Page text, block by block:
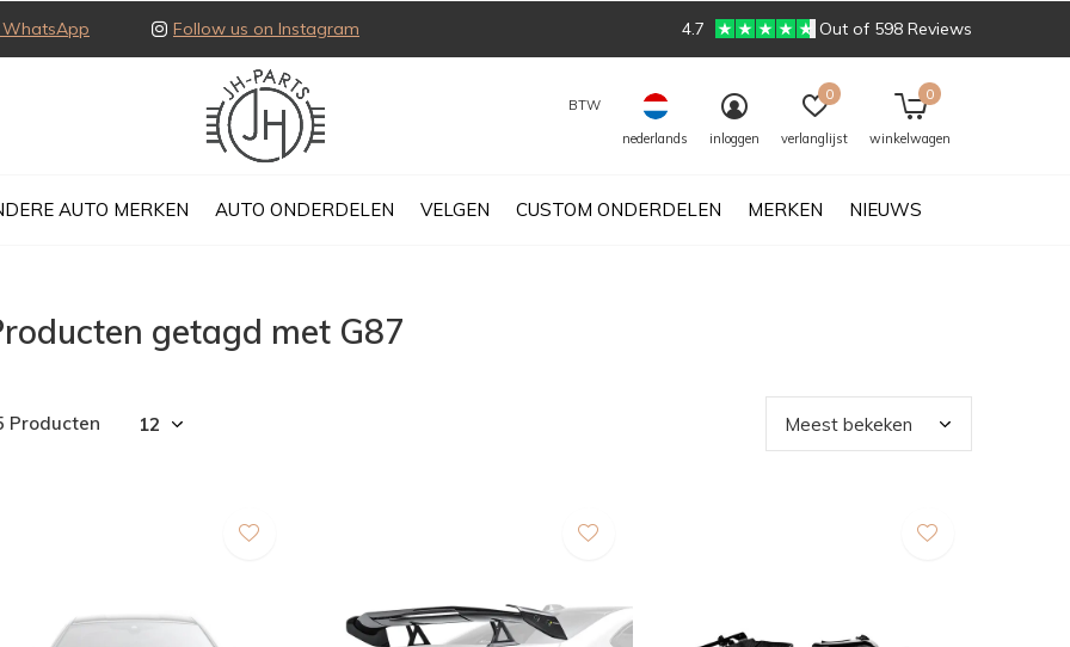
AUTO MERKEN AUTO ONDERDELEN VELGEN CUSTOM ONDERDELEN MERKEN NIEUWS
BTW
nederlands
inloggen verlanglijst
0
winkelwagen
0
Follow us on Instagram 4.7 Out of 598 Reviews
getagd met G87
Producten